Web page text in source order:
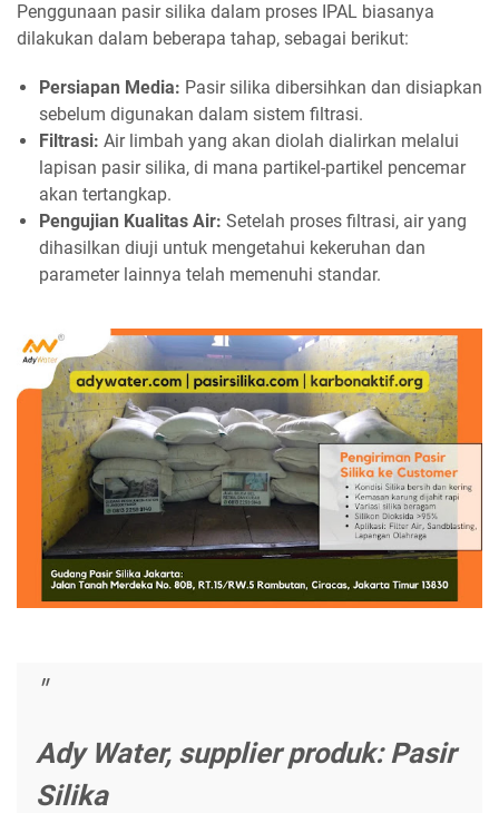
Penggunaan pasir silika dalam proses IPAL biasanya
dilakukan dalam beberapa tahap, sebagai berikut:
Persiapan Media: Pasir silika dibersihkan dan disiapkan
sebelum digunakan dalam sistem filtrasi.
Filtrasi: Air limbah yang akan diolah dialirkan melalui
lapisan pasir silika, di mana partikel-partikel pencemar
akan tertangkap.
Pengujian Kualitas Air: Setelah proses filtrasi, air yang
dihasilkan diuji untuk mengetahui kekeruhan dan
parameter lainnya telah memenuhi standar.
Ady Water, supplier produk: Pasir
Silika